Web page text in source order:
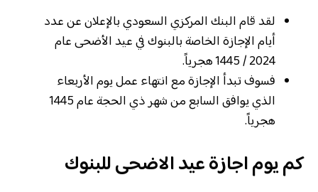
لقد قام البنك المركزي السعودي بالإعلان عن عدد
أيام الإجازة الخاصة بالبنوك في عيد الأضحى عام
2024 / 1445 هجرياً.
فسوف تبدأ الإجازة مع انتهاء عمل يوم الأربعاء
الذي يوافق السابع من شهر ذي الحجة عام 1445
هجرياً.
كم يوم اجازة عيد الاضحى للبنوك